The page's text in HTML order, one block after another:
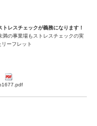
レスチェックが義務になります！
の事業場もストレスチェックの実
ーフレット